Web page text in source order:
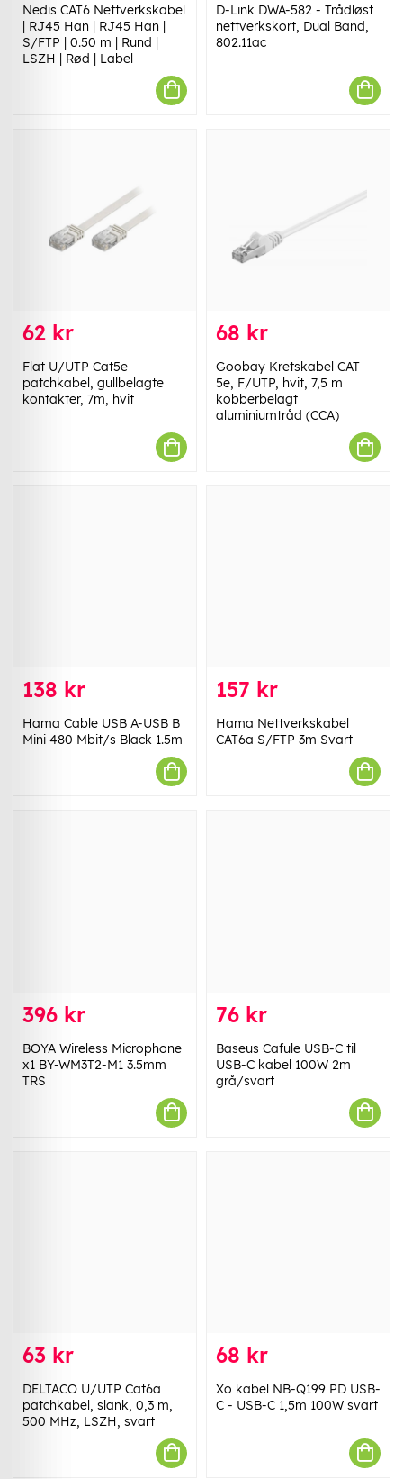
Nedis CAT6 Nettverkskabel
| RJ45 Han | RJ45 Han |
S/FTP | 0.50 m | Rund |
LSZH | Rød | Label
D-Link DWA-582 - Trådløst
nettverkskort, Dual Band,
802.11ac
62 kr
Flat U/UTP Cat5e
patchkabel, gullbelagte
kontakter, 7m, hvit
68 kr
Goobay Kretskabel CAT
5e, F/UTP, hvit, 7,5 m
kobberbelagt
aluminiumtråd (CCA)
138 kr
Hama Cable USB A-USB B
Mini 480 Mbit/s Black 1.5m
157 kr
Hama Nettverkskabel
CAT6a S/FTP 3m Svart
396 kr
BOYA Wireless Microphone
x1 BY-WM3T2-M1 3.5mm
TRS
76 kr
Baseus Cafule USB-C til
USB-C kabel 100W 2m
grå/svart
63 kr
DELTACO U/UTP Cat6a
patchkabel, slank, 0,3 m,
500 MHz, LSZH, svart
68 kr
Xo kabel NB-Q199 PD USB-
C - USB-C 1,5m 100W svart